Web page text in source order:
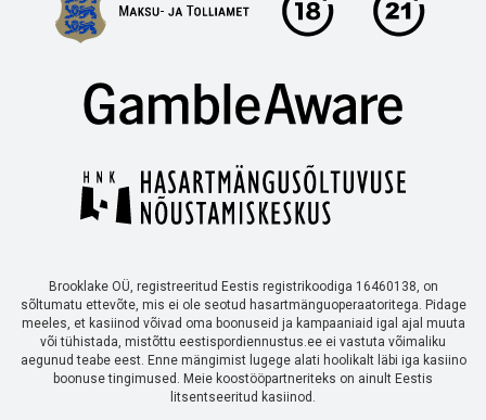
Brooklake OÜ, registreeritud Eestis registrikoodiga 16460138, on
sõltumatu ettevõte, mis ei ole seotud hasartmänguoperaatoritega. Pidage
meeles, et kasiinod võivad oma boonuseid ja kampaaniaid igal ajal muuta
või tühistada, mistõttu eestispordiennustus.ee ei vastuta võimaliku
aegunud teabe eest. Enne mängimist lugege alati hoolikalt läbi iga kasiino
boonuse tingimused. Meie koostööpartneriteks on ainult Eestis
litsentseeritud kasiinod.